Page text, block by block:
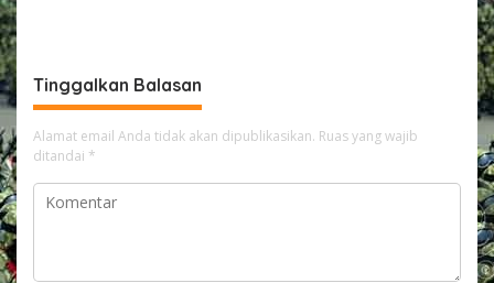
Tinggalkan Balasan
Alamat email Anda tidak akan dipublikasikan. Ruas yang wajib
ditandai *